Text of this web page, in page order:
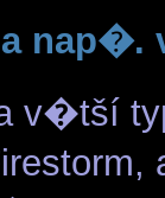
nap�.
v�tší